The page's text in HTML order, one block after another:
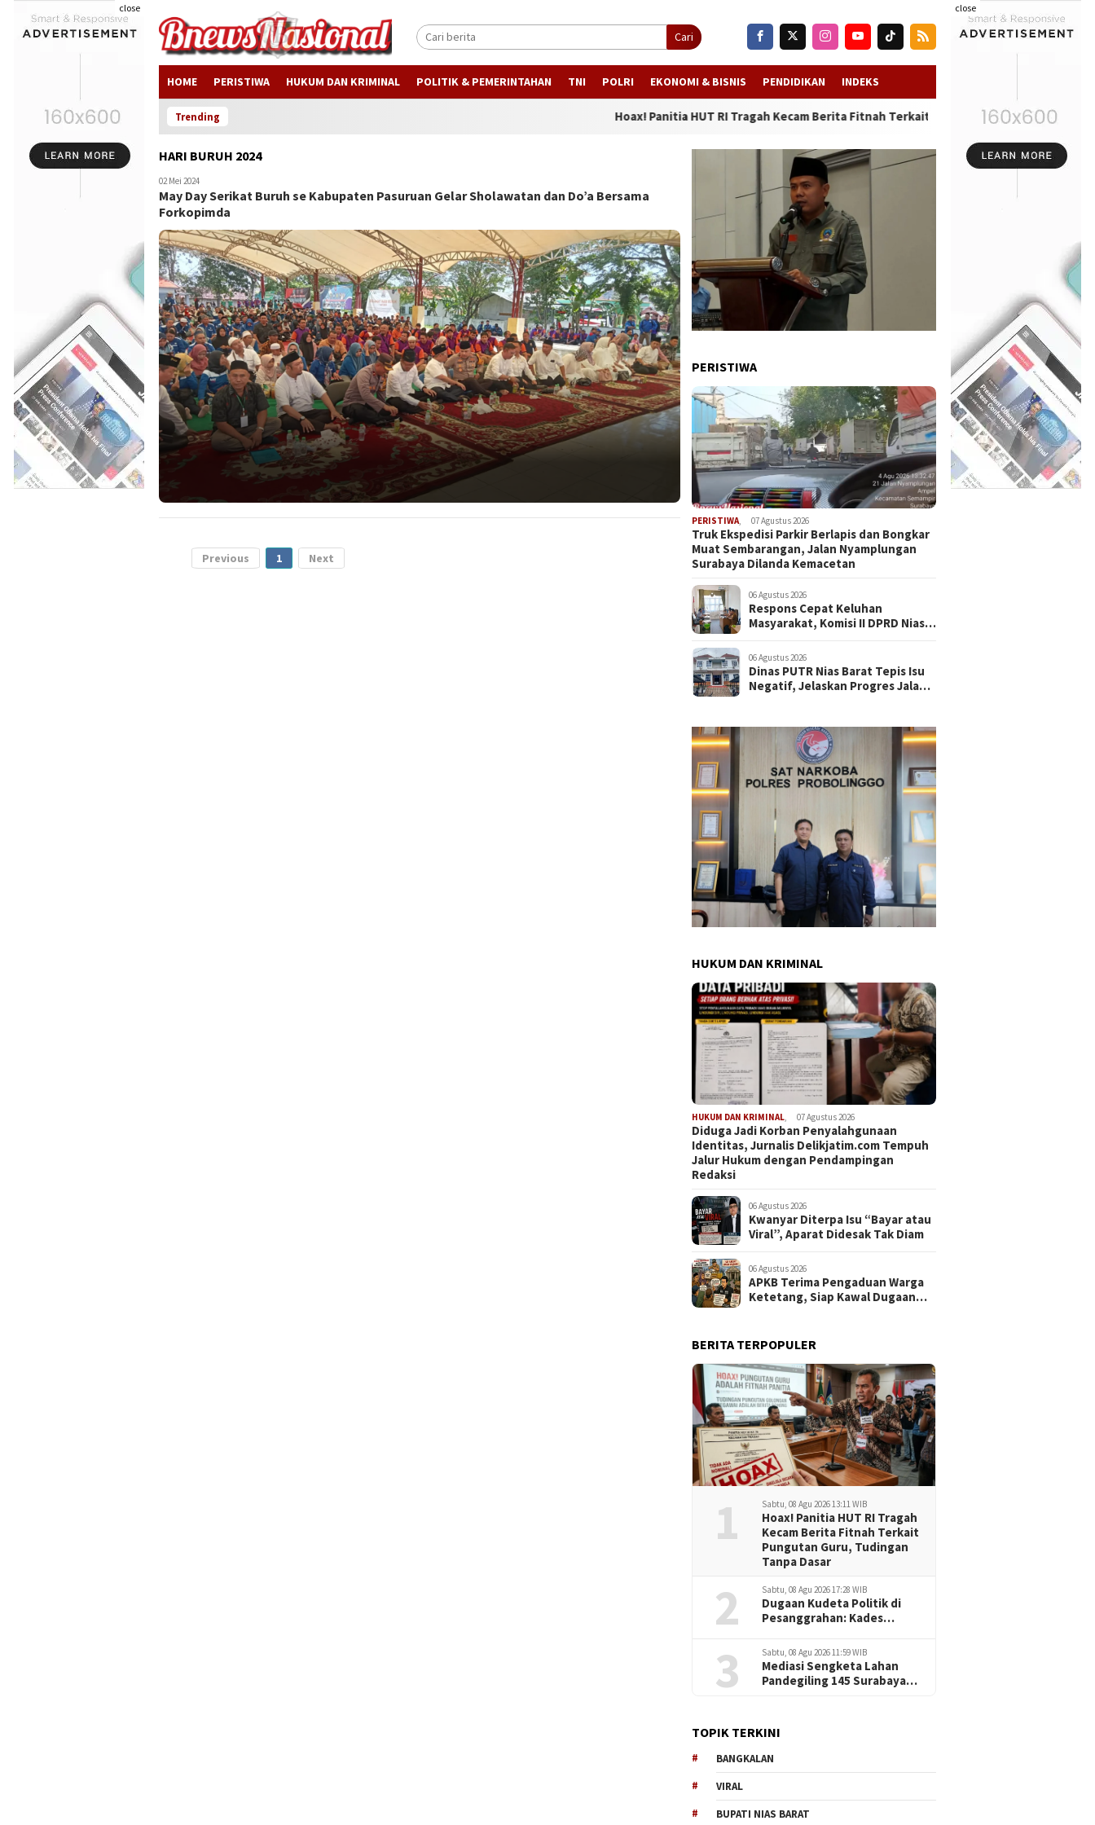
close close
Cari
HOME PERISTIWA HUKUM DAN KRIMINAL POLITIK & PEMERINTAHAN TNI POLRI EKONOMI & BISNIS PENDIDIKAN INDEKS
Trending Hoax! Panitia HUT RI Tragah Kecam Berita Fitnah Terkait Pungutan Guru, Tudingan Tanpa
HARI BURUH 2024
02 Mei 2024
May Day Serikat Buruh se Kabupaten Pasuruan Gelar Sholawatan dan Do’a Bersama
Forkopimda
Previous 1 Next
PERISTIWA
PERISTIWA, 07 Agustus 2026
Truk Ekspedisi Parkir Berlapis dan Bongkar
Muat Sembarangan, Jalan Nyamplungan
Surabaya Dilanda Kemacetan
06 Agustus 2026
Respons Cepat Keluhan
Masyarakat, Komisi II DPRD Nias
Pembangunan RSU Cerah Medika
.
06 Agustus 2026
Dinas PUTR Nias Barat Tepis Isu
Negatif, Jelaskan Progres Jalan
HUKUM DAN KRIMINAL
HUKUM DAN KRIMINAL, 07 Agustus 2026
Diduga Jadi Korban Penyalahgunaan
Identitas, Jurnalis Delikjatim.com Tempuh
Jalur Hukum dengan Pendampingan
Redaksi
06 Agustus 2026
Kwanyar Diterpa Isu “Bayar atau
Viral”, Aparat Didesak Tak Diam
06 Agustus 2026
APKB Terima Pengaduan Warga
Ketetang, Siap Kawal Dugaan
BERITA TERPOPULER
1 Sabtu, 08 Agu 2026 13:11 WIB
Hoax! Panitia HUT RI Tragah
Kecam Berita Fitnah Terkait
Pungutan Guru, Tudingan
Tanpa Dasar
2 Sabtu, 08 Agu 2026 17:28 WIB
Dugaan Kudeta Politik di
Pesanggrahan: Kades
Aparat Jadi Dalang
Provokasi
3 Sabtu, 08 Agu 2026 11:59 WIB
Mediasi Sengketa Lahan
Pandegiling 145 Surabaya
TOPIK TERKINI
BANGKALAN
VIRAL
BUPATI NIAS BARAT